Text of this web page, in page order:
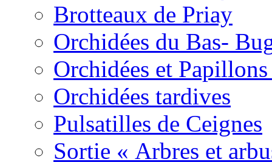
Brotteaux de Priay
Orchidées du Bas-
Orchidées et
Orchidées tardives
Pulsatilles de Ceignes
Sortie « Arbres et